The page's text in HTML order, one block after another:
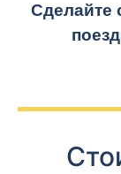
Сделайте